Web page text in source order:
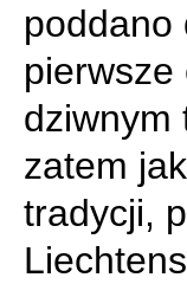
poddano
dziwnym
zatem
tradycji,